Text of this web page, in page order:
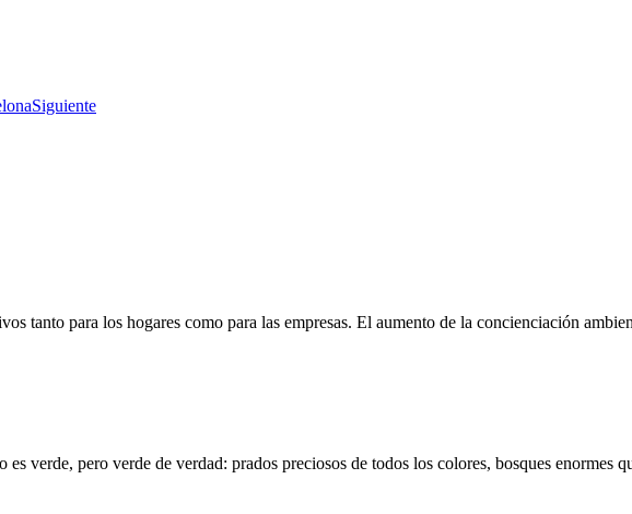
Siguiente
tanto para los hogares como para las empresas. El aumento de la concienciación
verde, pero verde de verdad: prados preciosos de todos los colores, bosques enormes